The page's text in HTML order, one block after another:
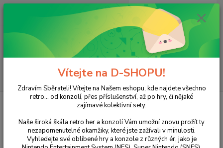
Menu
(Po-Pá, 15:00-20:00 hod.)
ks
0 Kč
Hry Finders Keepers
Finders Keepers
Vítejte na D-SHOPU!
Zdravím Sběrateli! Vítejte na Našem eshopu, kde najdete všechno
retro... od konzolí, přes příslušenství, až po hry, či nějaké
zajímavé kolektivní sety.
Naše široká škála retro her a konzolí Vám umožní znovu prožít ty
nezapomenutelné okamžiky, které jste zažívali v minulosti.
Vyhledejte své oblíbené hry a konzole z různých ér, jako je